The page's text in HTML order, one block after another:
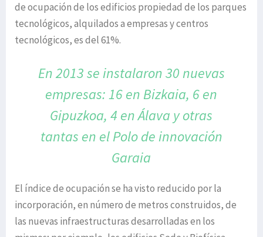
de ocupación de los edificios propiedad de los parques
tecnológicos, alquilados a empresas y centros
tecnológicos, es del 61%.
En 2013 se instalaron 30 nuevas
empresas:16 en Bizkaia, 6 en
Gipuzkoa, 4 en Álava y otras
tantas en elPolo de innovación
Garaia
El índice de ocupación se ha visto reducido por la
incorporación, en número de metros construidos, de
las nuevas infraestructuras desarrolladas en los